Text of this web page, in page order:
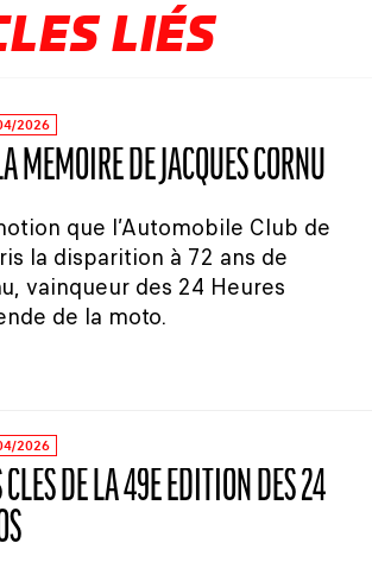
LIÉS
2026
MÉMOIRE DE JACQUES CORNU
que l’Automobile Club de
la disparition à 72 ans de
vainqueur des 24 Heures
de la moto.
2026
DE LA 49E ÉDITION DES 24